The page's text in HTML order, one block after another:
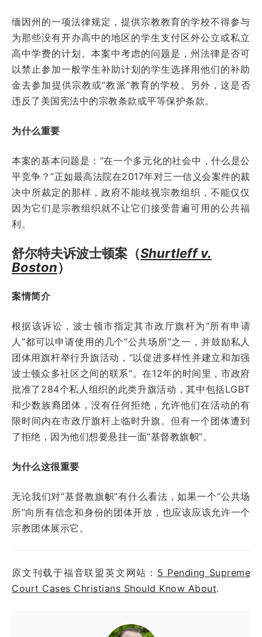
缅因州的一项法律规定，提供宗教教育的学校不得参与
为那些没有开办高中的地区的学生支付区外公立或私立
高中学费的计划。本案中考虑的问题是，州法律是否可
以禁止参加一般学生补助计划的学生选择用他们的补助
金去参加提供宗教或“教派”教育的学校。另外，这是否
违反了美国宪法中的宗教条款或平等保护条款。
为什么重要
本案的基本问题是：“在一个多元化的社会中，什么是公
平竞争？”正如最高法院在2017年对三一信义会案件的裁
决中所裁定的那样，政府不能歧视宗教组织，不能仅仅
因为它们是宗教组织就不让它们接受普遍可用的公共福
利。
舒尔特夫诉波士顿案（Shurtleff v.
Boston）
案情简介
根据该诉讼，波士顿市指定其市政厅旗杆为“所有申请
人”都可以申请使用的几个“公共场所”之一，并鼓励私人
团体用旗杆举行升旗活动，“以促进多样性并建立和加强
波士顿众多社区之间的联系”。在12年的时间里，市政府
批准了284个私人组织的此类升旗活动，其中包括LGBT
和少数族裔团体，没有任何拒绝，允许他们在活动的有
限时间内在市政厅旗杆上临时升旗。但有一个团体遭到
了拒绝，因为他们想要悬挂一面“基督教旗帜”。
为什么这很重要
无论我们对“基督教旗帜”有什么看法，如果一个“公共场
所”向所有信念和身份的团体开放，也应该应该允许一个
宗教团体展示它。
原文刊载于福音联盟英文网站： 5 Pending Supreme
Court Cases Christians Should Know About.